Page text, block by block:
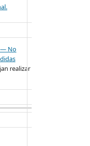
— No
realizar